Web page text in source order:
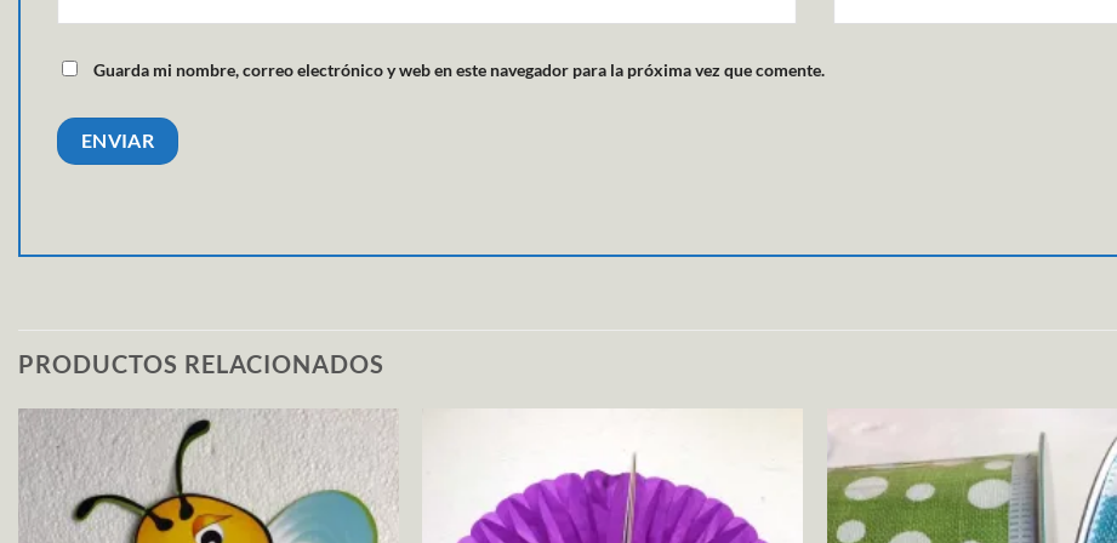
Guarda mi nombre, correo electrónico y web en este navegador para la próxima vez que comente.
PRODUCTOS RELACIONADOS